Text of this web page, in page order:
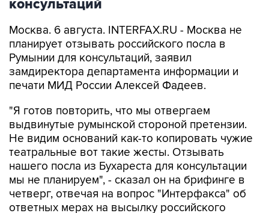
консультаций
Москва. 6 августа. INTERFAX.RU - Москва не
планирует отзывать российского посла в
Румынии для консультаций, заявил
замдиректора департамента информации и
печати МИД России Алексей Фадеев.
"Я готов повторить, что мы отвергаем
выдвинутые румынской стороной претензии.
Не видим оснований как-то копировать чужие
театральные вот такие жесты. Отзывать
нашего посла из Бухареста для консультации
мы не планируем", - сказал он на брифинге в
четверг, отвечая на вопрос "Интерфакса" об
ответных мерах на высылку российского